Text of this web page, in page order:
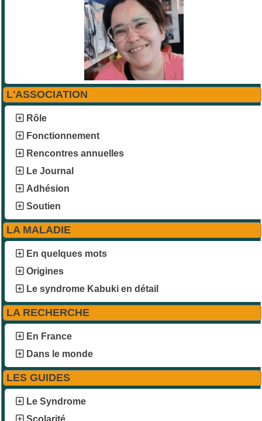
L'ASSOCIATION
Rôle
Fonctionnement
Rencontres annuelles
Le Journal
Adhésion
Soutien
LA MALADIE
En quelques mots
Origines
Le syndrome Kabuki en détail
LA RECHERCHE
En France
Dans le monde
LES GUIDES
Le Syndrome